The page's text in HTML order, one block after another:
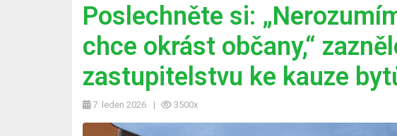
Poslechněte si:
chce okrást občany,“
zastupitelstvu ke kauze
7. leden 2026 3500x